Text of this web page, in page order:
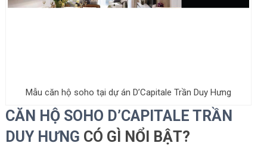
Mẫu căn hộ soho tại dự án D’Capitale Trần Duy Hưng
CĂN HỘ SOHO D’CAPITALE TRẦN
DUY HƯNG CÓ GÌ NỔI BẬT?